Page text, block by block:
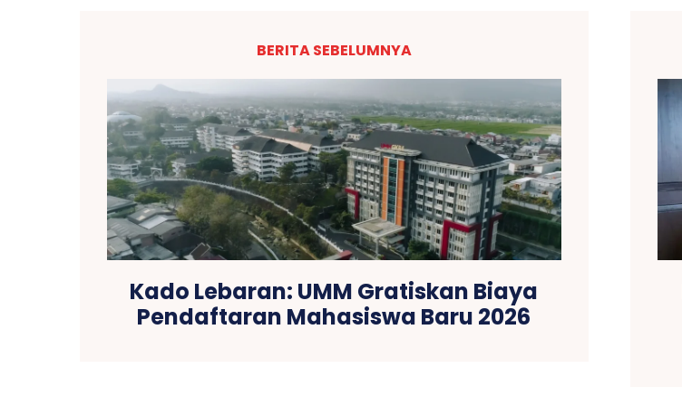
BERITA SEBELUMNYA
Kado Lebaran: UMM Gratiskan Biaya
Pendaftaran Mahasiswa Baru 2026